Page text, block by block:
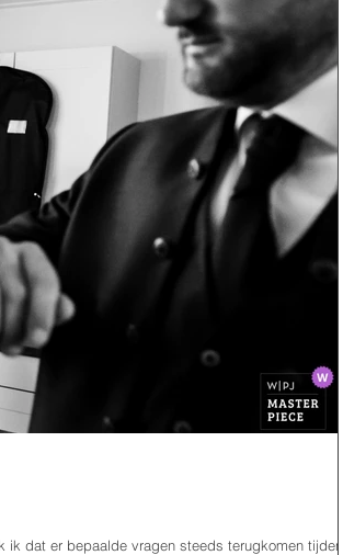
dat er bepaalde vragen steeds terugkomen tijdens